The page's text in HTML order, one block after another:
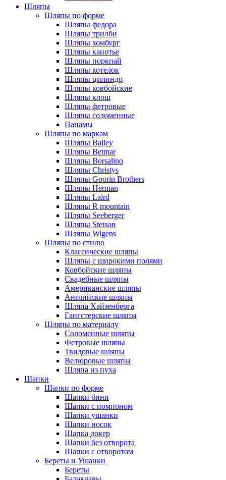
Шляпы
Шляпы по форме
Шляпы федора
Шляпы трилби
Шляпы хомбург
Шляпы канотье
Шляпы поркпай
Шляпы котелок
Шляпы цилиндр
Шляпы ковбойские
Шляпы клош
Шляпы фетровые
Шляпы соломенные
Панамы
Шляпы по маркам
Шляпы Bailey
Шляпы Betmar
Шляпы Borsalino
Шляпы Christys
Шляпы Goorin Brothers
Шляпы Herman
Шляпы Laird
Шляпы R mountain
Шляпы Seeberger
Шляпы Stetson
Шляпы Wigens
Шляпы по стилю
Классические шляпы
Шляпы с широкими полями
Ковбойские шляпы
Свадебные шляпы
Американские шляпы
Английские шляпы
Шляпа Хайзенберга
Гангстерские шляпы
Шляпы по материалу
Соломенные шляпы
Фетровые шляпы
Твидовые шляпы
Велюровые шляпы
Шляпа из пуха
Шапки
Шапки по форме
Шапки бини
Шапки с помпоном
Шапки ушанки
Шапки носок
Шапка докер
Шапки без отворота
Шапки с отворотом
Береты и Ушанки
Береты